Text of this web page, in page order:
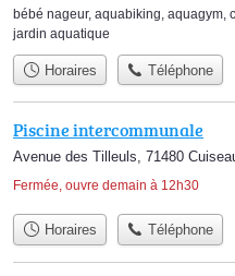
bébé nageur, aquabiking, aquagym,
jardin aquatique
Horaires Téléphone
Piscine intercommunale
Avenue des Tilleuls, 71480
Fermée, ouvre demain à 12h30
Horaires Téléphone